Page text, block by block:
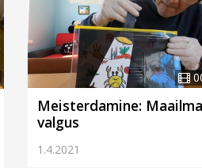
Meisterdamine: Maailma
valgus
1.4.2021